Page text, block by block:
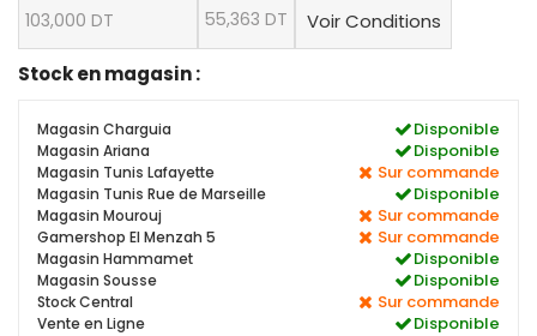
103,000 DT 55,363 DT Voir Conditions
Stock en magasin :
Magasin Charguia Disponible
Magasin Ariana Disponible
Magasin Tunis Lafayette Sur commande
Magasin Tunis Rue de Marseille Disponible
Magasin Mourouj Sur commande
Gamershop El Menzah 5 Sur commande
Magasin Hammamet Disponible
Magasin Sousse Disponible
Stock Central Sur commande
Vente en Ligne Disponible